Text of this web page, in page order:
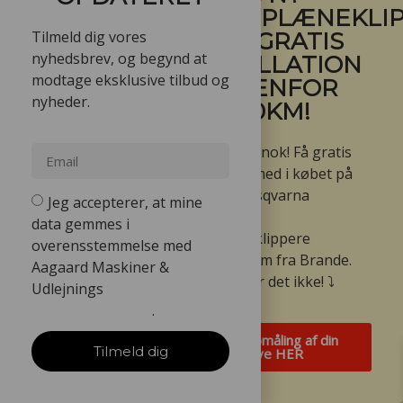
Hurtig levering
Fragt fra kun 59,-
- FÅ GRATIS
INSTALLATION
INDENFOR
60KM!
Ja den er go’ nok! Få gratis
installation med i købet på
udvalgte Husqvarna
robotplæneklippere
indenfor 60km fra Brande.
Lettere bliver det ikke! ⤵️
Bestil opmåling af din
have HER
Tilmeld dig vores
nyhedsbrev, og begynd at
modtage eksklusive tilbud og
nyheder.
Jeg accepterer, at mine
data gemmes i
overensstemmelse med
Aagaard Maskiner &
Udlejnings
.
Tilmeld dig